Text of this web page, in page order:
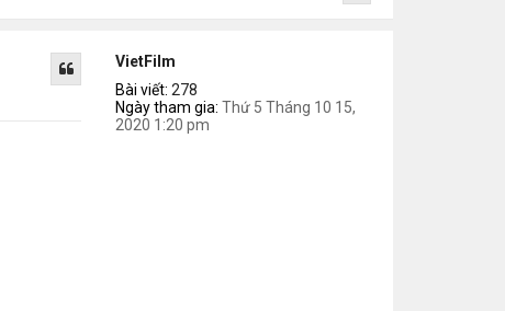
VietFilm
Bài viết: 278
Ngày tham gia: Thứ 5 Tháng 10 15,
2020 1:20 pm